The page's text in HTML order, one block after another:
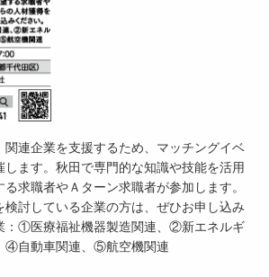
連企業を支援するため、マッチングイベ
します。秋田で専門的な知識や技能を活用
求職者やＡターン求職者が参加します。
検討している企業の方は、ぜひお申し込み
：①医療福祉機器製造関連、②新エネルギ
④自動車関連、⑤航空機関連